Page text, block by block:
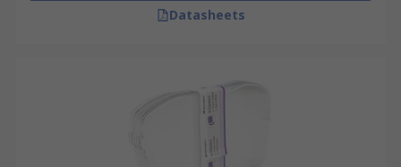
Datasheets